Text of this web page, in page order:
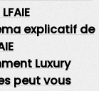
explicatif de
Luxury
peut vous